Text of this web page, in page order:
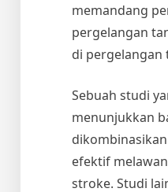
memandang
pergelangan
di pergelangan
Sebuah studi
menunjukkan
efektif
stroke. Studi